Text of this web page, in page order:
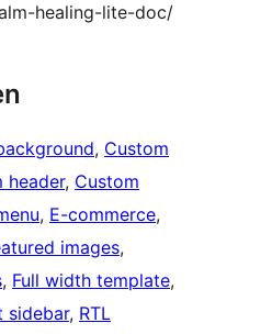
healing-lite-doc/
, Custom
header, Custom
, E-commerce
images
, Full width template
sidebar, RTL